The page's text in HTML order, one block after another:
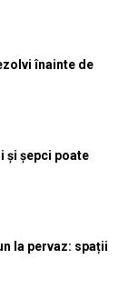
înainte de
și șepci poate
la pervaz: spații